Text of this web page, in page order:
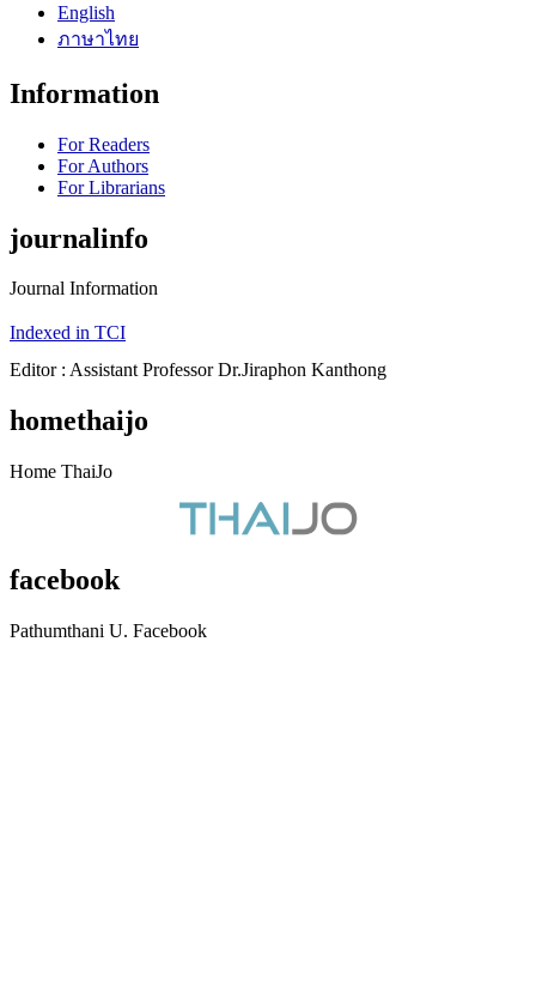
English
ภาษาไทย
Information
For Readers
For Authors
For Librarians
journalinfo
Journal Information
Indexed in TCI
Editor : Assistant Professor Dr.Jiraphon Kanthong
homethaijo
Home ThaiJo
facebook
Pathumthani U. Facebook